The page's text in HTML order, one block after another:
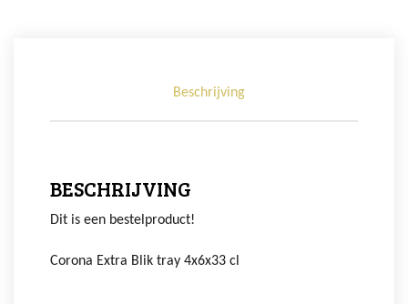
Beschrijving
BESCHRIJVING
Dit is een bestelproduct!
Corona Extra Blik tray 4x6x33 cl